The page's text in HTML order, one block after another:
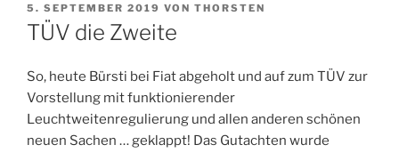
VERÖFFENTLICHT
AM
5. SEPTEMBER 2019 VON THORSTEN
TÜV die Zweite
So, heute Bürsti bei Fiat abgeholt und auf zum TÜV zur
Vorstellung mit funktionierender
Leuchtweitenregulierung und allen anderen schönen
neuen Sachen … geklappt! Das Gutachten wurde